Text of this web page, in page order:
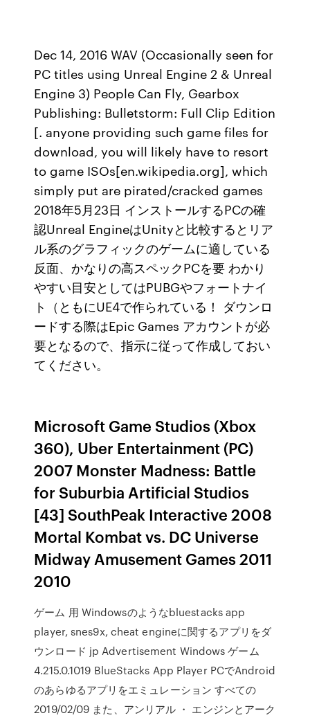
Dec 14, 2016 WAV (Occasionally seen for
PC titles using Unreal Engine 2 & Unreal
Engine 3) People Can Fly, Gearbox
Publishing: Bulletstorm: Full Clip Edition
[. anyone providing such game files for
download, you will likely have to resort
to game ISOs[en.wikipedia.org], which
simply put are pirated/cracked games
2018年5月23日 インストールするPCの確
認Unreal EngineはUnityと比較するとリア
ル系のグラフィックのゲームに適している
反面、かなりの高スペックPCを要 わかり
やすい目安としてはPUBGやフォートナイ
ト（ともにUE4で作られている！ ダウンロ
ードする際はEpic Games アカウントが必
要となるので、指示に従って作成しておい
てください。
Microsoft Game Studios (Xbox
360), Uber Entertainment (PC)
2007 Monster Madness: Battle
for Suburbia Artificial Studios
[43] SouthPeak Interactive 2008
Mortal Kombat vs. DC Universe
Midway Amusement Games 2011
2010
ゲーム 用 Windowsのようなbluestacks app
player, snes9x, cheat engineに関するアプリをダ
ウンロード jp Advertisement Windows ゲーム
4.215.0.1019 BlueStacks App Player PCでAndroid
のあらゆるアプリをエミュレーション すべての
2019/02/09 また、アンリアル ・ エンジンとアーク